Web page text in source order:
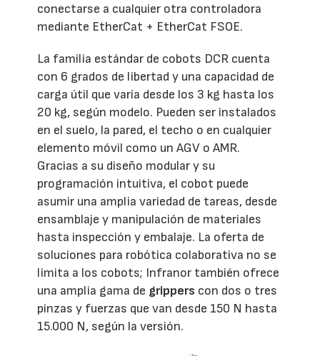
conectarse a cualquier otra controladora
mediante EtherCat + EtherCat FSOE.
La familia estándar de cobots DCR cuenta
con 6 grados de libertad y una capacidad de
carga útil que varía desde los 3 kg hasta los
20 kg, según modelo. Pueden ser instalados
en el suelo, la pared, el techo o en cualquier
elemento móvil como un AGV o AMR.
Gracias a su diseño modular y su
programación intuitiva, el cobot puede
asumir una amplia variedad de tareas, desde
ensamblaje y manipulación de materiales
hasta inspección y embalaje. La oferta de
soluciones para robótica colaborativa no se
limita a los cobots; Infranor también ofrece
una amplia gama de grippers con dos o tres
pinzas y fuerzas que van desde 150 N hasta
15.000 N, según la versión.